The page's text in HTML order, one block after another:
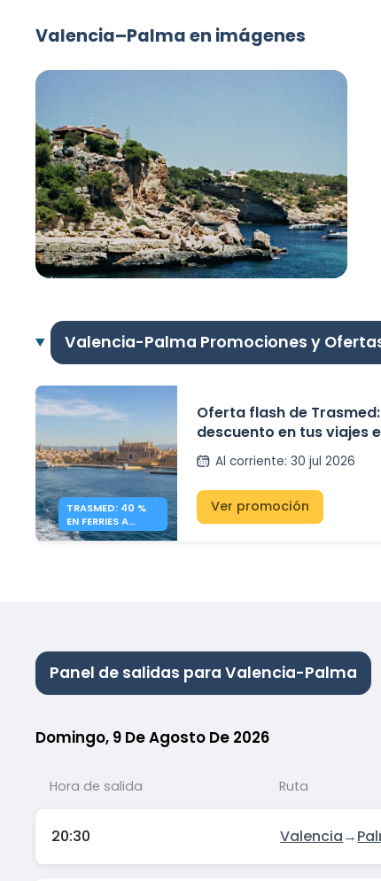
Valencia–Palma en imágenes
Valencia-Palma Promociones y
TRASMED: 40 %
EN FERRIES A
BALEARES –
Oferta flash de
descuento en tus viajes
la Península y las Islas
Al corriente: 30 jul 2026
Ver promoción
Panel de salidas para Valencia-Palma
Domingo, 9 De Agosto De 2026
Hora de salida Ruta
20:30 Valencia→